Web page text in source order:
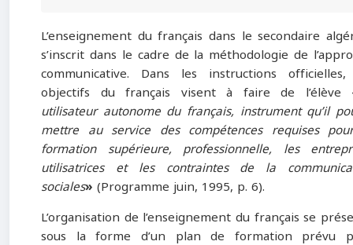
L’enseignement du français dans le secondaire
s’inscrit dans le cadre de la méthodologie de
communicative. Dans les instructions
objectifs du français visent à faire de l’élève
utilisateur autonome du français, instrument qu’il
mettre au service des compétences requises
formation supérieure, professionnelle, les
utilisatrices et les contraintes de la
sociales» (Programme juin, 1995, p. 6).
L’organisation de l’enseignement du français se
sous la forme d’un plan de formation prévu